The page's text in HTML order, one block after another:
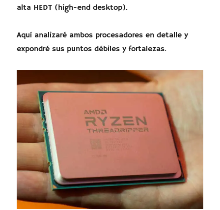
alta HEDT (high-end desktop).
Aquí analizaré ambos procesadores en detalle y
expondré sus puntos débiles y fortalezas.